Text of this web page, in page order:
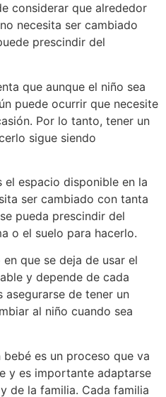
considerar que alrededor
necesita ser cambiado
prescindir del
que aunque el niño sea
puede ocurrir que necesite
Por lo tanto, tener un
sigue siendo
espacio disponible en la
ser cambiado con tanta
pueda prescindir del
o el suelo para hacerlo.
que se deja de usar el
y depende de cada
de tener un
al niño cuando sea
es un proceso que va
y es importante adaptarse
de la familia. Cada familia